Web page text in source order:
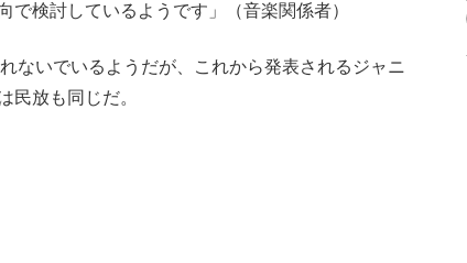
で検討しているようです」（音楽関係者）
ないでいるようだが、これから発表されるジャニ
民放も同じだ。